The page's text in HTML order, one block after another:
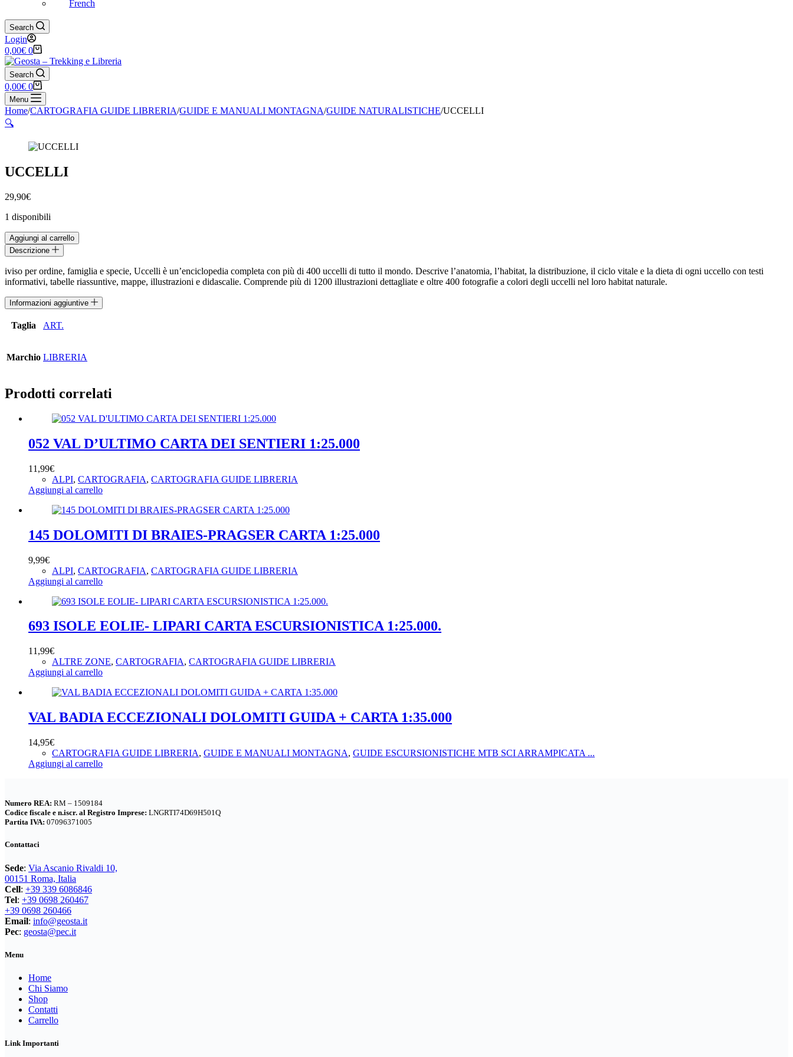
French
Search
Login
Carrello
0,00€ 0
Search
Carrello
0,00€ 0
Menu
Home/CARTOGRAFIA GUIDE LIBRERIA/GUIDE E MANUALI MONTAGNA/GUIDE NATURALISTICHE/UCCELLI
🔍
UCCELLI
29,90€
1 disponibili
UCCELLI
quantità
Aggiungi al carrello
Descrizione
iviso per ordine, famiglia e specie, Uccelli è un’enciclopedia completa con più di 400 uccelli di tutto il mondo. Descrive l’anatomia, l’habitat, la distribuzione, il ciclo vitale e la dieta di ogni uccello con testi
informativi, tabelle riassuntive, mappe, illustrazioni e didascalie. Comprende più di 1200 illustrazioni dettagliate e oltre 400 fotografie a colori degli uccelli nel loro habitat naturale.
Informazioni aggiuntive
Taglia ART.
Marchio LIBRERIA
Prodotti correlati
052 VAL D’ULTIMO CARTA DEI SENTIERI 1:25.000
11,99€
ALPI, CARTOGRAFIA, CARTOGRAFIA GUIDE LIBRERIA
Aggiungi al carrello
145 DOLOMITI DI BRAIES-PRAGSER CARTA 1:25.000
9,99€
ALPI, CARTOGRAFIA, CARTOGRAFIA GUIDE LIBRERIA
Aggiungi al carrello
693 ISOLE EOLIE- LIPARI CARTA ESCURSIONISTICA 1:25.000.
11,99€
ALTRE ZONE, CARTOGRAFIA, CARTOGRAFIA GUIDE LIBRERIA
Aggiungi al carrello
VAL BADIA ECCEZIONALI DOLOMITI GUIDA + CARTA 1:35.000
14,95€
CARTOGRAFIA GUIDE LIBRERIA, GUIDE E MANUALI MONTAGNA, GUIDE ESCURSIONISTICHE MTB SCI ARRAMPICATA ...
Aggiungi al carrello
Numero REA: RM – 1509184
Codice fiscale e n.iscr. al Registro Imprese: LNGRTI74D69H501Q
Partita IVA: 07096371005
Contattaci
Sede: Via Ascanio Rivaldi 10,
00151 Roma, Italia
Cell: +39 339 6086846
Tel: +39 0698 260467
+39 0698 260466
Email: info@geosta.it
Pec: geosta@pec.it
Menu
Home
Chi Siamo
Shop
Contatti
Carrello
Link Importanti